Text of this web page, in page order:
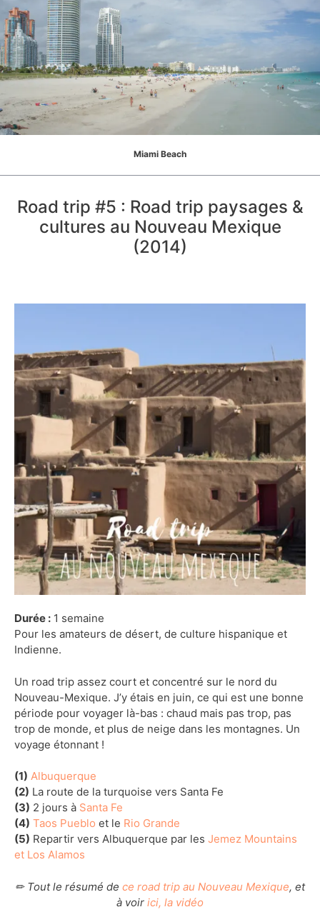
Miami Beach
Road trip #5 : Road trip paysages &
cultures au Nouveau Mexique
(2014)
Durée : 1 semaine
Pour les amateurs de désert, de culture hispanique et
Indienne.
Un road trip assez court et concentré sur le nord du
Nouveau-Mexique. J’y étais en juin, ce qui est une bonne
période pour voyager là-bas : chaud mais pas trop, pas
trop de monde, et plus de neige dans les montagnes. Un
voyage étonnant !
(1) Albuquerque
(2) La route de la turquoise vers Santa Fe
(3) 2 jours à Santa Fe
(4) Taos Pueblo et le Rio Grande
(5) Repartir vers Albuquerque par les Jemez Mountains
et Los Alamos
✏ Tout le résumé de ce road trip au Nouveau Mexique, et
à voir ici, la vidéo